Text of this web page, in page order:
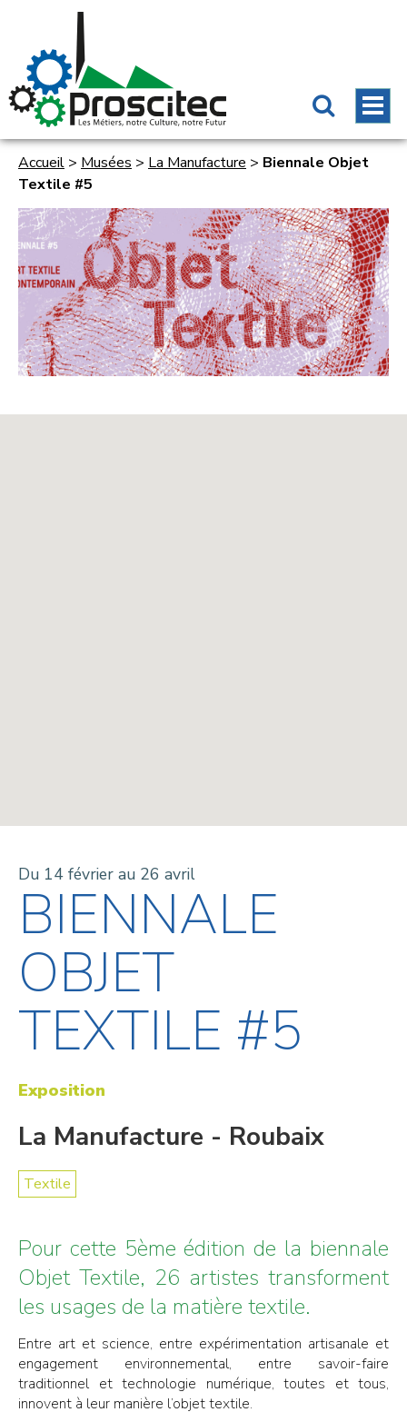
Accueil > Musées > La Manufacture > Biennale Objet
Textile #5
Du 14 février au 26 avril
BIENNALE
OBJET
TEXTILE #5
Exposition
La Manufacture - Roubaix
Textile
Pour cette 5ème édition de la biennale
Objet Textile, 26 artistes transforment
les usages de la matière textile.
Entre art et science, entre expérimentation artisanale et
engagement environnemental, entre savoir-faire
traditionnel et technologie numérique, toutes et tous,
innovent à leur manière l’objet textile.